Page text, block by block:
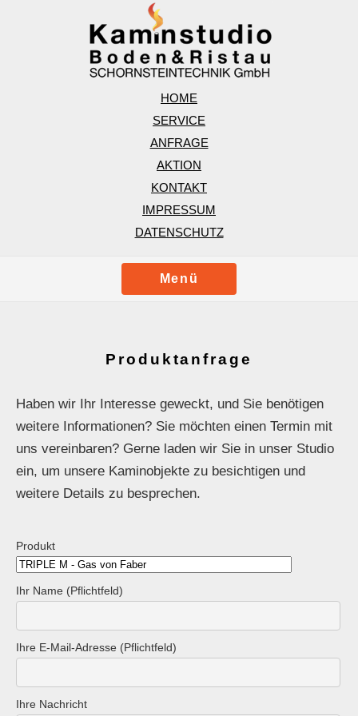
HOME
SERVICE
ANFRAGE
AKTION
KONTAKT
IMPRESSUM
DATENSCHUTZ
Menü
Produktanfrage
Haben wir Ihr Interesse geweckt, und Sie benötigen
weitere Informationen? Sie möchten einen Termin mit
uns vereinbaren? Gerne laden wir Sie in unser Studio
ein, um unsere Kaminobjekte zu besichtigen und
weitere Details zu besprechen.
Produkt
Ihr Name (Pflichtfeld)
Ihre E-Mail-Adresse (Pflichtfeld)
Ihre Nachricht